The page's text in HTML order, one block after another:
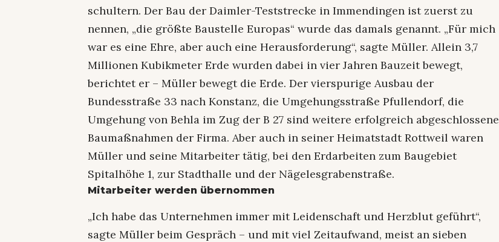
schultern. Der Bau der Daimler-Teststrecke in Immendingen ist zuerst zu
nennen, „die größte Baustelle Europas“ wurde das damals genannt. „Für mich
war es eine Ehre, aber auch eine Herausforderung“, sagte Müller. Allein 3,7
Millionen Kubikmeter Erde wurden dabei in vier Jahren Bauzeit bewegt,
berichtet er – Müller bewegt die Erde. Der vierspurige Ausbau der
Bundesstraße 33 nach Konstanz, die Umgehungsstraße Pfullendorf, die
Umgehung von Behla im Zug der B 27 sind weitere erfolgreich abgeschlossene
Baumaßnahmen der Firma. Aber auch in seiner Heimatstadt Rottweil waren
Müller und seine Mitarbeiter tätig, bei den Erdarbeiten zum Baugebiet
Spitalhöhe 1, zur Stadthalle und der Nägelesgrabenstraße.
Mitarbeiter werden übernommen
„Ich habe das Unternehmen immer mit Leidenschaft und Herzblut geführt“,
sagte Müller beim Gespräch – und mit viel Zeitaufwand, meist an sieben